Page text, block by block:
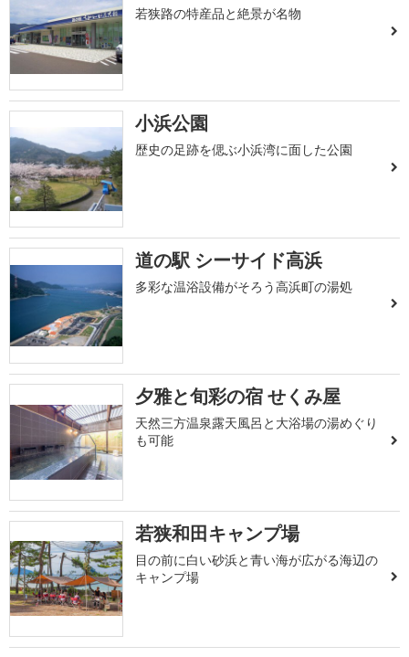
若狭路の特産品と絶景が名物
小浜公園
歴史の足跡を偲ぶ小浜湾に面した公園
道の駅 シーサイド高浜
多彩な温浴設備がそろう高浜町の湯処
夕雅と旬彩の宿 せくみ屋
天然三方温泉露天風呂と大浴場の湯めぐり
も可能
若狭和田キャンプ場
目の前に白い砂浜と青い海が広がる海辺の
キャンプ場